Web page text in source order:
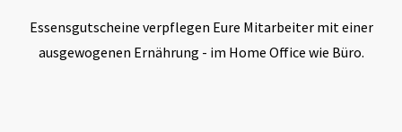
Essensgutscheine verpflegen Eure Mitarbeiter mit einer
ausgewogenen Ernährung - im Home Office wie Büro.